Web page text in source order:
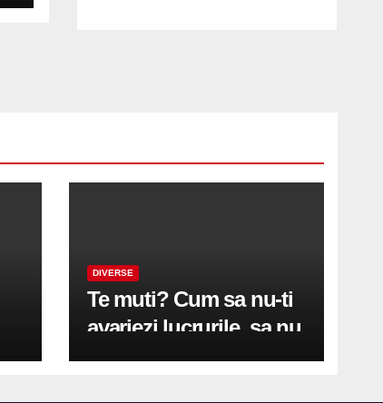
DIVERSE
Te muti? Cum sa nu-ti
avariezi lucrurile, sa nu
zgarii podeaua sau sa